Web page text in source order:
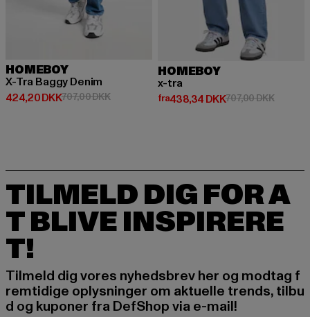
HOMEBOY
X-Tra Baggy Denim
424,20 DKK
Nuværende pris: 424,20 DKK
707,00 DKKKampagnepris: 707,00 DKK
HOMEBOY
x-tra
fra438,34 DKK
Nuværende pris: Fra 438,34
707,00 DKK
TILMELD DIG FOR A
T BLIVE INSPIRERE
T!
Tilmeld dig vores nyhedsbrev her og modtag f
remtidige oplysninger om aktuelle trends, tilbu
d og kuponer fra DefShop via e-mail!